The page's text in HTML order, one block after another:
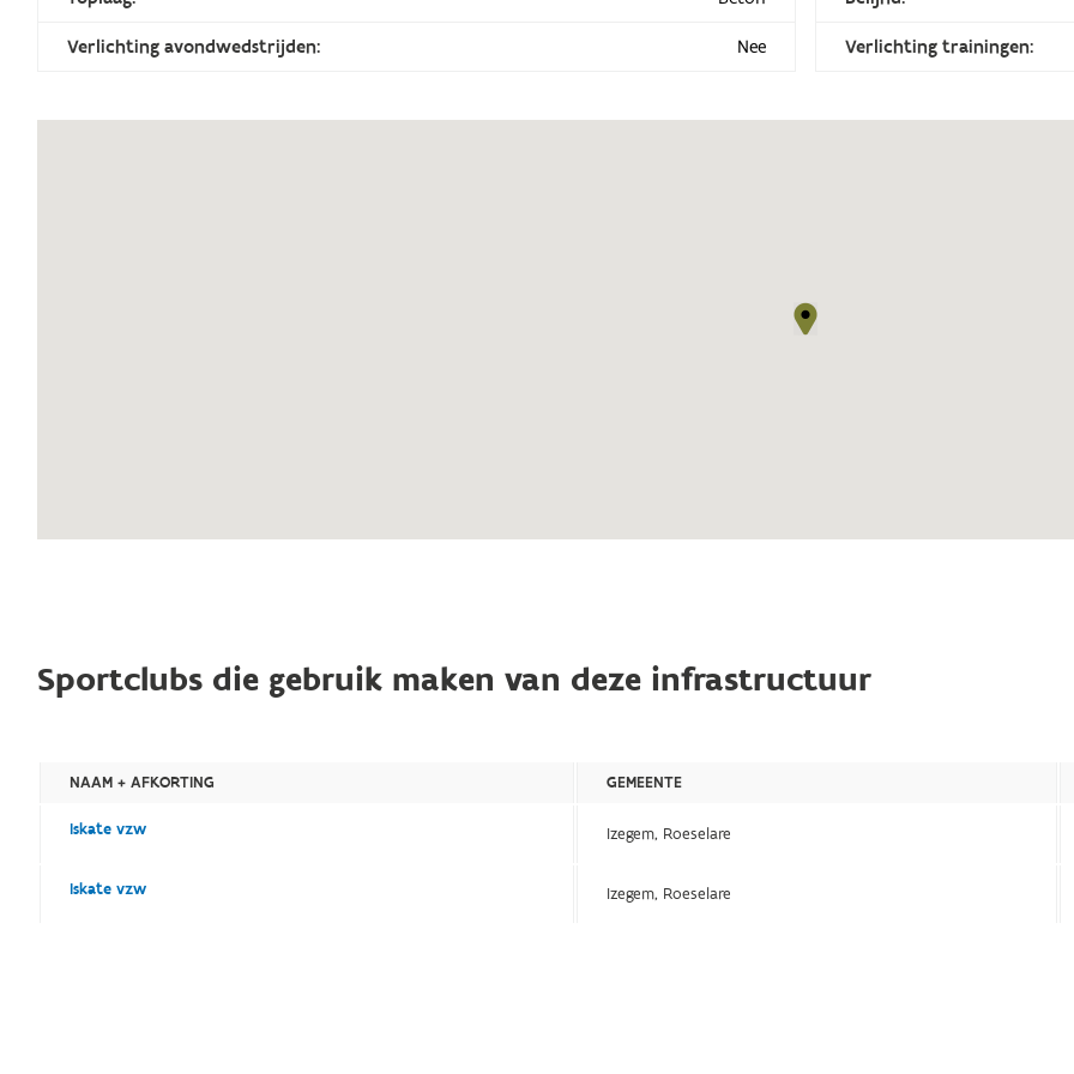
Verlichting avondwedstrijden: Nee Verlichting trainingen:
Sportclubs die gebruik maken van deze infrastructuur
NAAM + AFKORTING GEMEENTE
Iskate vzw Izegem, Roeselare
Iskate vzw Izegem, Roeselare